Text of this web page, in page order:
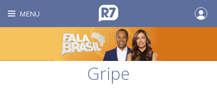
MENU
Gripe